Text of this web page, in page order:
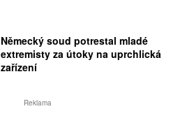
Německý soud potrestal mladé
extremisty za útoky na uprchlická
zařízení
Reklama